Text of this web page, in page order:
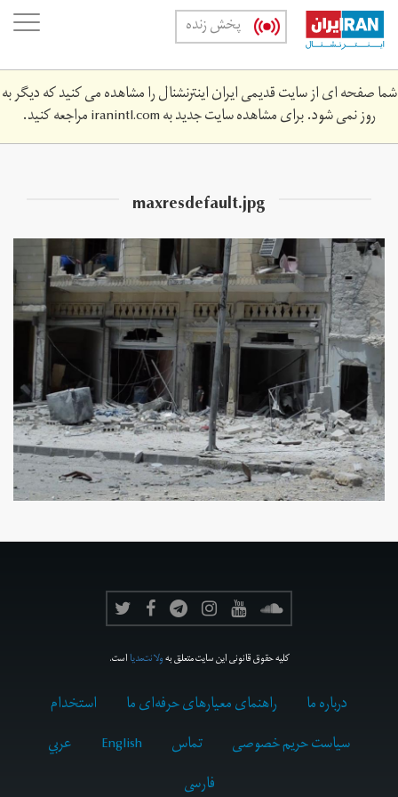
Skip
main
content
پخش زنده
شما صفحه ای از سایت قدیمی ایران اینترنشنال را مشاهده می کنید که دیگر به
روز نمی شود. برای مشاهده سایت جدید بهiranintl.comمراجعه کنید.
maxresdefault.jpg
کلیه حقوق قانونی این سایت متعلق بهولانت‌مدیااست.
درباره ما راهنمای معیارهای حرفه‌ای ما
استخدام
سیاست حریم خصوصی
تماس English
عربي
فارسى